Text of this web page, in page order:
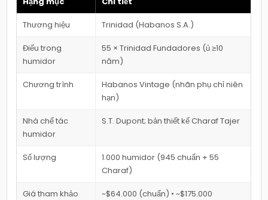
Thương hiệu Trinidad (Habanos S.A.)
Điếu trong
humidor
55 × Trinidad Fundadores (ủ ≥10
năm)
Chương trình
Habanos Vintage (nhãn phụ chỉ niên
hạn)
Nhà chế tác
humidor
S.T. Dupont; bản thiết kế Charaf Tajer
Số lượng
1.000 humidor (945 chuẩn + 55
Charaf)
Giá tham khảo
~$64.000 (chuẩn) • ~$175.000